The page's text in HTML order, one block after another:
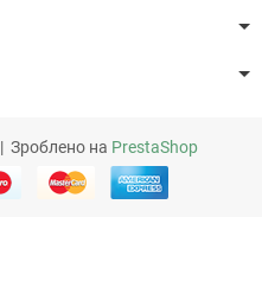
| Зроблено на PrestaShop